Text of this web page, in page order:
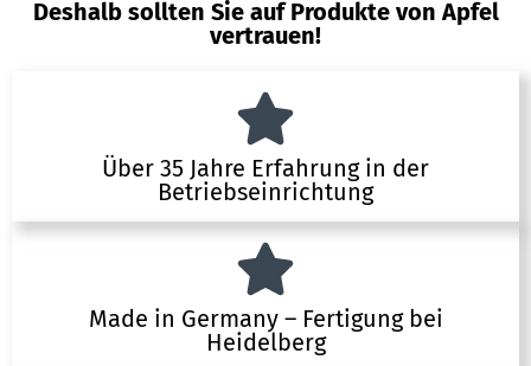
Deshalb sollten Sie auf Produkte von Apfel
vertrauen!
Über 35 Jahre Erfahrung in der
Betriebseinrichtung
Made in Germany – Fertigung bei
Heidelberg